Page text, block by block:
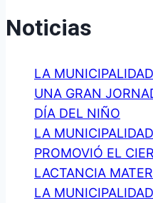
Noticias
LA
UNA GRAN
DÍA DEL NIÑO
LA
PROMOVIÓ EL
LACTANCIA
LA